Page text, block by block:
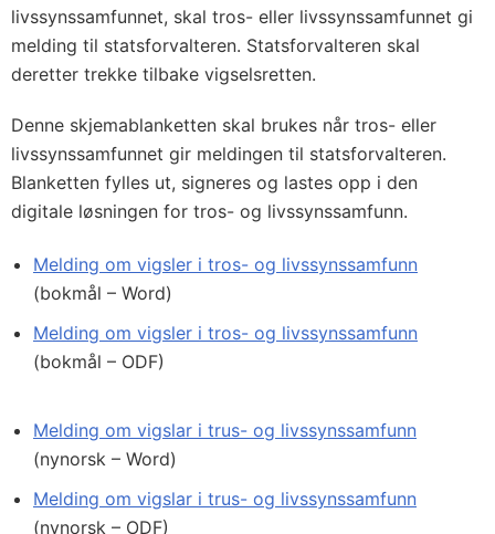
livssynssamfunnet, skal tros- eller livssynssamfunnet gi
melding til statsforvalteren. Statsforvalteren skal
deretter trekke tilbake vigselsretten.
Denne skjemablanketten skal brukes når tros- eller
livssynssamfunnet gir meldingen til statsforvalteren.
Blanketten fylles ut, signeres og lastes opp i den
digitale løsningen for tros- og livssynssamfunn.
Melding om vigsler i tros- og livssynssamfunn
(bokmål – Word)
Melding om vigsler i tros- og livssynssamfunn
(bokmål – ODF)
Melding om vigslar i trus- og livssynssamfunn
(nynorsk – Word)
Melding om vigslar i trus- og livssynssamfunn
(nynorsk – ODF)